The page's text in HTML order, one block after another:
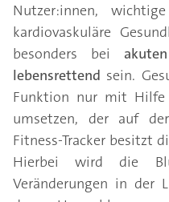
Nutzer:innen,
kardiovaskuläre
besonders bei
lebensrettend sein.
Funktion nur mit Hilfe
umsetzen, der auf
Fitness-Tracker besitzt
Hierbei wird die
Veränderungen in der